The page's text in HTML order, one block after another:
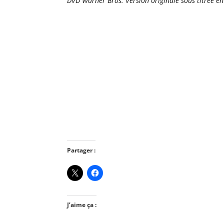
Partager :
J’aime ça :